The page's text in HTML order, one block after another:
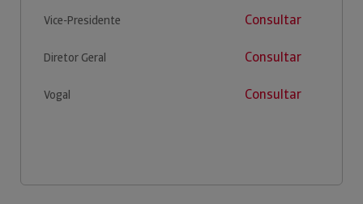
Vice-Presidente Consultar
Diretor Geral Consultar
Vogal Consultar